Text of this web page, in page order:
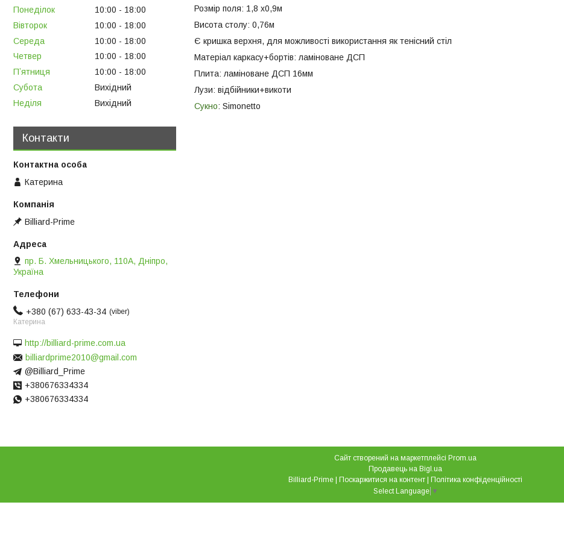
Розмір поля: 1,8 х0,9м
Висота столу: 0,76м
Є кришка верхня, для можливості використання як тенісний стіл
Матеріал каркасу+бортів: ламіноване ДСП
Плита: ламіноване ДСП 16мм
Лузи: відбійники+викоти
Сукно: Simonetto
Понеділок 10:00
18:00
Вівторок
10:00
18:00
Середа
10:00
18:00
Четвер
10:00
18:00
Пʼятниця
10:00
18:00
Субота
Вихідний
Неділя
Вихідний
Контакти
Катерина
Billiard-Prime
пр. Б. Хмельницького, 110А, Дніпро,
Україна
+380 (67) 633-43-34
viber
Катерина
http://billiard-prime.com.ua
billiardprime2010@gmail.com
@Billiard_Prime
+380676334334
+380676334334
Сайт створений на маркетплейсі Prom.ua
Продавець на Bigl.ua
Поскаржитися на контент
Політика конфіденційності
Select Language ▼